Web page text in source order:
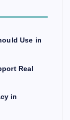
Use in
Real
in